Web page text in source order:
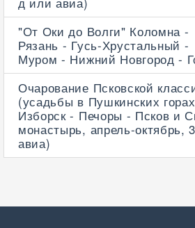
"От Оки до Волги" Коломна -
Рязань - Гусь-Хрустальный -
Муром - Нижний Новгород -
Очарование Псковской
(усадьбы в Пушкинских
Изборск - Печоры - Псков и
монастырь, апрель-октябрь,
авиа)